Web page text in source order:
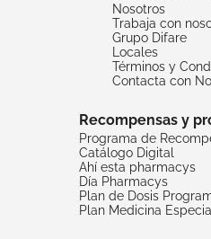
Nosotros
Trabaja con
Grupo Difare
Locales
Términos y
Contacta con
Recompensas y
Programa de
Catálogo Digital
Ahí esta pharmacys
Día Pharmacys
Plan de Dosis
Plan Medicina